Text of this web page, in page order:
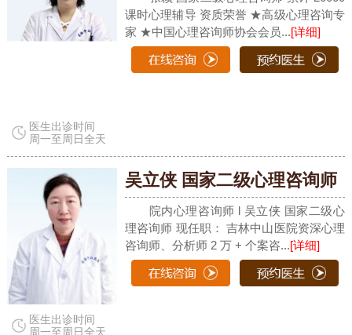
医生出诊时间
周一至周日全天
课时心理辅导 资质荣誉 ★高级心理咨询专
家 ★中国心理咨询师协会会员...[详细]
医生出诊时间
周一至周日全天
吴立侠 国家二级心理咨询师
院内心理咨询师 l 吴立侠 国家二级心
理咨询师 现任职： 吉林中山医院资深心理
咨询师、分析师 2 万 + 个案咨...[详细]